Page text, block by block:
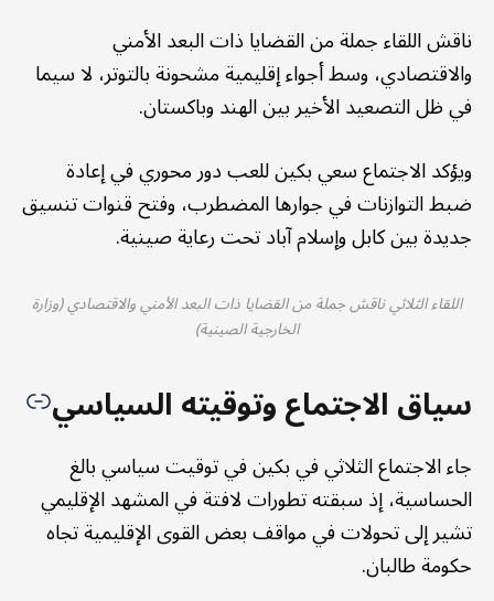
ناقش اللقاء جملة من القضايا ذات البعد الأمني
والاقتصادي، وسط أجواء إقليمية مشحونة بالتوتر، لا سيما
في ظل التصعيد الأخير بين الهند وباكستان.
ويؤكد الاجتماع سعي بكين للعب دور محوري في إعادة
ضبط التوازنات في جوارها المضطرب، وفتح قنوات تنسيق
جديدة بين كابل وإسلام آباد تحت رعاية صينية.
اللقاء الثلاثي ناقش جملة من القضايا ذات البعد الأمني والاقتصادي (وزارة
الخارجية الصينية)
سياق الاجتماع وتوقيته السياسي
جاء الاجتماع الثلاثي في بكين في توقيت سياسي بالغ
الحساسية، إذ سبقته تطورات لافتة في المشهد الإقليمي
تشير إلى تحولات في مواقف بعض القوى الإقليمية تجاه
حكومة طالبان.